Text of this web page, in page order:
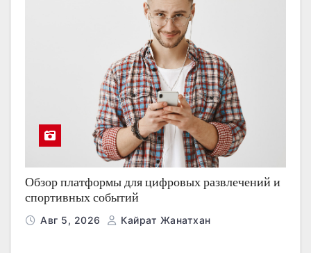
Обзор платформы для цифровых развлечений и
спортивных событий
Авг 5, 2026 Кайрат Жанатхан